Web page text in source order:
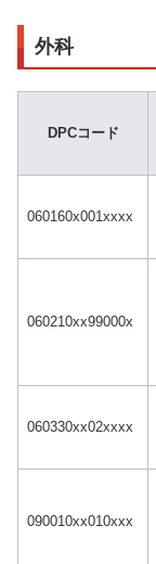
外科
DPCコード
060160x001xxxx
060210xx99000x
060330xx02xxxx
090010xx010xxx